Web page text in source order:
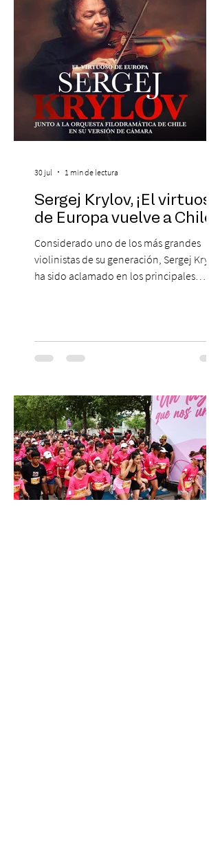
un repertorio que recorrerá seis décadas
de obras que transformaron l
Sergej Krylov, ¡El virtuoso
de Europa vuelve a Chile!
Considerado uno de los más grandes
violinistas de su generación, Sergej Krylov
ha sido aclamado en los principales
escenario del Teatro CA660 para
protagonizar una velada extraordinaria
Las Cuatro Estaciones de Antonio Vivaldi y
Las Cuatro Estaciones Porteñas de Astor
Piazzolla. Déja
30 jul 1 min de lectura